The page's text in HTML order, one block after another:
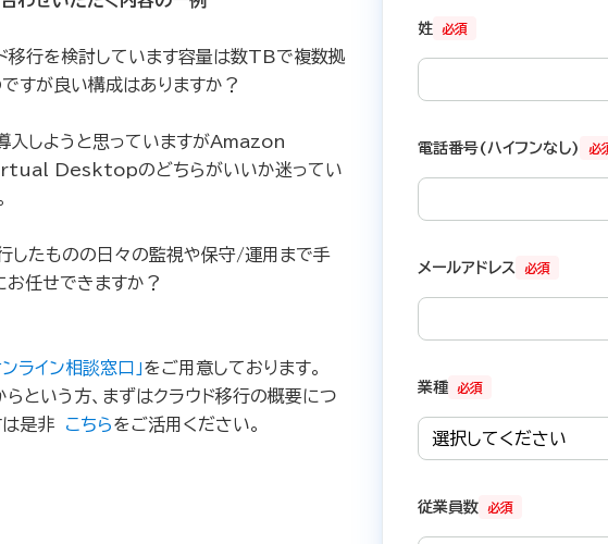
移行を検討しています容量は数TBで複数拠
すが良い構成はありますか？
しようと思っていますがAmazon
Desktopのどちらがいいか迷ってい
したものの日々の監視や保守/運用まで手
任せできますか？
ンライン相談窓口」をご用意しております。
という方、まずはクラウド移行の概要につ
は是非
こちらをご活用ください。
必須
姓
必
電話番号(ハイフンなし)
必須
メールアドレス
必須
業種
必須
従業員数